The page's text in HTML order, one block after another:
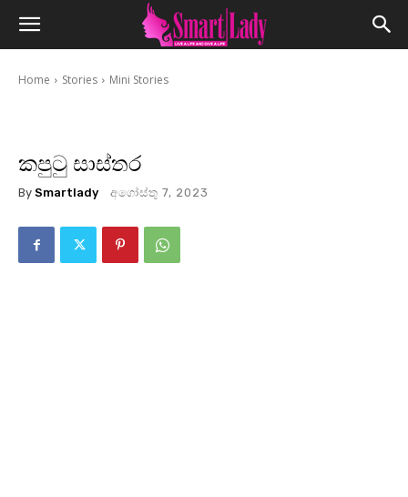
Home Stories Mini Stories
කපුටු සාස්තර
By Smartlady අගෝස්තු 7, 2023